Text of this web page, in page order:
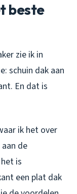
beste
zie ik in
schuin dak aan
En dat is
ik het over
de
is
een plat dak